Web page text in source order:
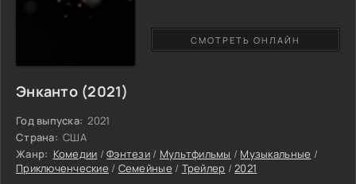
Энканто (2021)
Год выпуска: 2021
Страна: США
Жанр: Комедии /Фэнтези / Мультфильмы / Музыкальные /
Приключенческие / Семейные / Трейлер /2021
СМОТРЕТЬ ОНЛАЙН